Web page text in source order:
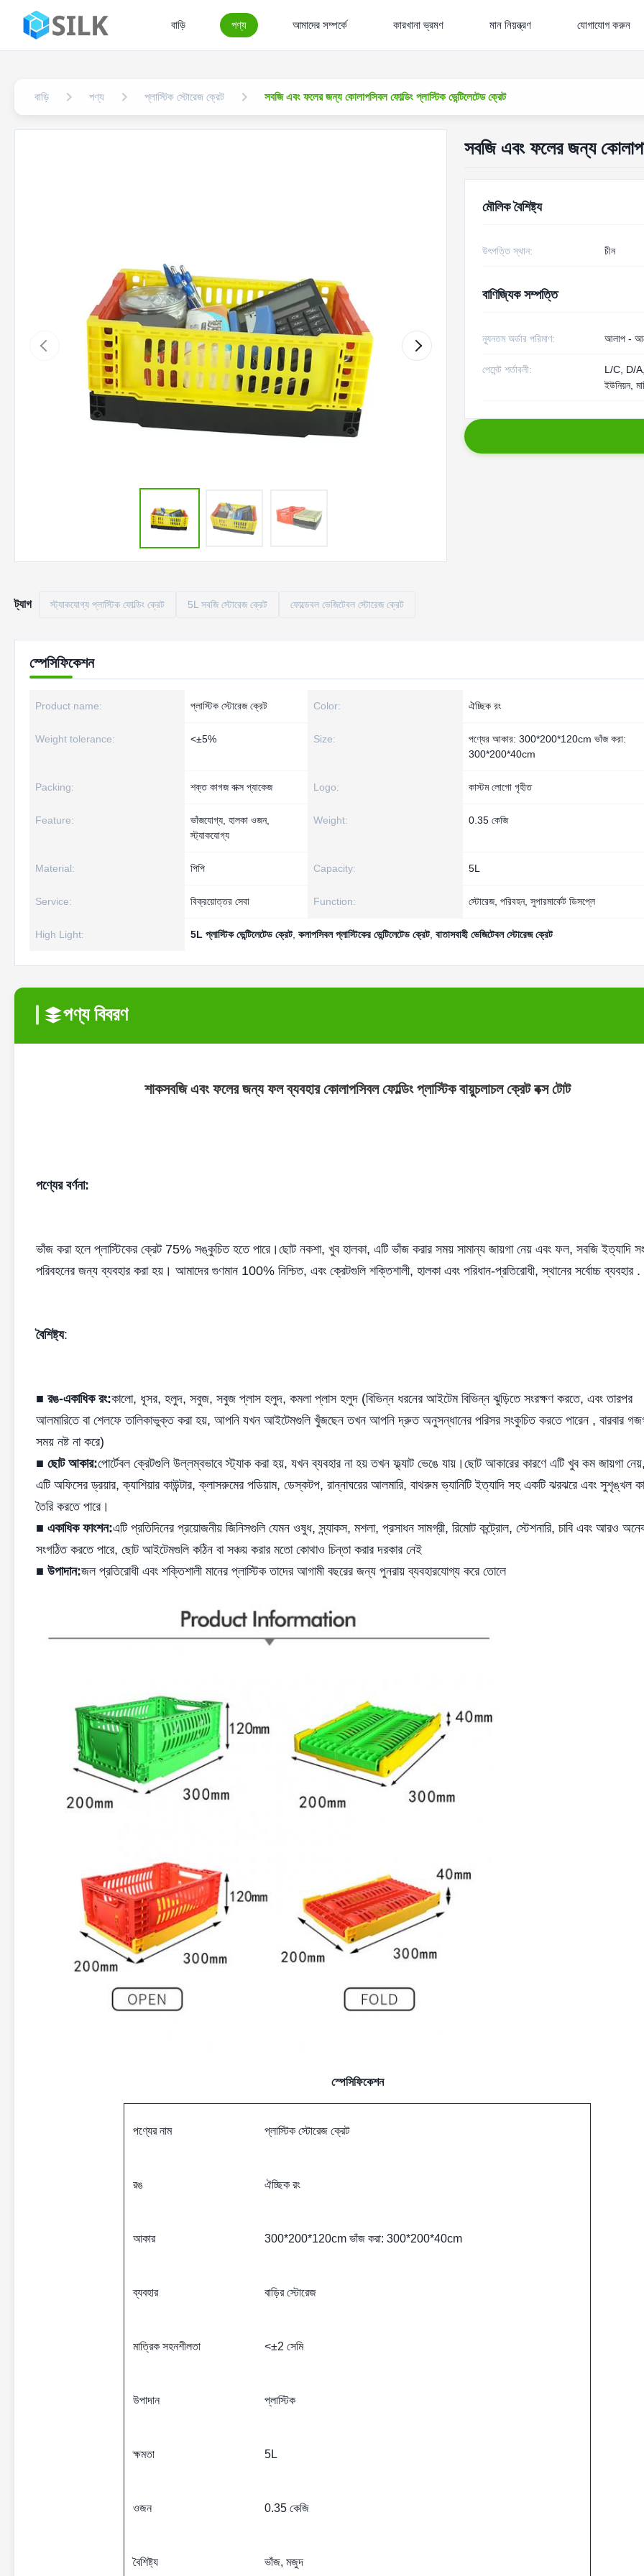
বাড়ি পণ্য আমাদের সম্পর্কে কারখানা ভ্রমণ মান নিয়ন্ত্রণ যোগাযোগ করুন
বাড়ি পণ্য প্লাস্টিক স্টোরেজ ক্রেট সবজি এবং ফলের জন্য কোলাপসিবল ফোল্ডিং প্লাস্টিক ভেন্টিলেটেড ক্রেট
সবজি এবং ফলের জন্য
মৌলিক বৈশিষ্ট্য
উৎপত্তি স্থান: চীন
বাণিজ্যিক সম্পত্তি
ন্যূনতম অর্ডার পরিমাণ: আলাপ -
পেমেন্ট শর্তাবলী:
L/C, D/A,
ইউনিয়ন,
ট্যাগ স্ট্যাকযোগ্য প্লাস্টিক ফোল্ডিং ক্রেট 5L সবজি স্টোরেজ ক্রেট ফোল্ডেবল ভেজিটেবল স্টোরেজ ক্রেট
স্পেসিফিকেশন
Product name: প্লাস্টিক স্টোরেজ ক্রেট Color: ঐচ্ছিক রং
Weight tolerance: <±5% Size:
পণ্যের আকার: 300*200*120cm ভাঁজ করা:
300*200*40cm
Packing: শক্ত কাগজ বাক্স প্যাকেজ Logo: কাস্টম লোগো গৃহীত
Feature:
ভাঁজযোগ্য, হালকা ওজন,
স্ট্যাকযোগ্য
Weight: 0.35 কেজি
Material: পিপি Capacity: 5L
Service: বিক্রয়োত্তর সেবা Function: স্টোরেজ, পরিবহন, সুপারমার্কেট ডিসপ্লে
High Light: 5L প্লাস্টিক ভেন্টিলেটেড ক্রেট, কলাপসিবল প্লাস্টিকের ভেন্টিলেটেড ক্রেট, বাতাসবাহী ভেজিটেবল স্টোরেজ ক্রেট
পণ্য বিবরণ
শাকসবজি এবং ফলের জন্য ফল ব্যবহার কোলাপসিবল ফোল্ডিং প্লাস্টিক বায়ুচলাচল ক্রেট বক্স টোট
পণ্যের বর্ণনা:
ভাঁজ করা হলে প্লাস্টিকের ক্রেট 75% সঙ্কুচিত হতে পারে।ছোট নকশা, খুব হালকা, এটি ভাঁজ করার সময় সামান্য জায়গা নেয় এবং ফল, সবজি ইত্যাদি
পরিবহনের জন্য ব্যবহার করা হয়। আমাদের গুণমান 100% নিশ্চিত, এবং ক্রেটগুলি শক্তিশালী, হালকা এবং পরিধান-প্রতিরোধী, স্থানের সর্বোচ্চ ব্যবহার .
বৈশিষ্ট্য:
■ রঙ-একাধিক রং:কালো, ধূসর, হলুদ, সবুজ, সবুজ প্লাস হলুদ, কমলা প্লাস হলুদ (বিভিন্ন ধরনের আইটেম বিভিন্ন ঝুড়িতে সংরক্ষণ করতে, এবং তারপর
আলমারিতে বা শেলফে তালিকাভুক্ত করা হয়, আপনি যখন আইটেমগুলি খুঁজছেন তখন আপনি দ্রুত অনুসন্ধানের পরিসর সংকুচিত করতে পারেন , বারবার
সময় নষ্ট না করে)
■ ছোট আকার:পোর্টেবল ক্রেটগুলি উল্লম্বভাবে স্ট্যাক করা হয়, যখন ব্যবহার না হয় তখন ফ্ল্যাট ভেঙে যায়।ছোট আকারের কারণে এটি খুব কম জায়গা
এটি অফিসের ড্রয়ার, ক্যাশিয়ার কাউন্টার, ক্লাসরুমের পডিয়াম, ডেস্কটপ, রান্নাঘরের আলমারি, বাথরুম ভ্যানিটি ইত্যাদি সহ একটি ঝরঝরে এবং সুশৃঙ্খল
তৈরি করতে পারে।
■ একাধিক ফাংশন:এটি প্রতিদিনের প্রয়োজনীয় জিনিসগুলি যেমন ওষুধ, স্ন্যাকস, মশলা, প্রসাধন সামগ্রী, রিমোট কন্ট্রোল, স্টেশনারি, চাবি এবং আরও
সংগঠিত করতে পারে, ছোট আইটেমগুলি কঠিন বা সঞ্চয় করার মতো কোথাও চিন্তা করার দরকার নেই
■ উপাদান:জল প্রতিরোধী এবং শক্তিশালী মানের প্লাস্টিক তাদের আগামী বছরের জন্য পুনরায় ব্যবহারযোগ্য করে তোলে
স্পেসিফিকেশন
পণ্যের নাম প্লাস্টিক স্টোরেজ ক্রেট
রঙ ঐচ্ছিক রং
আকার 300*200*120cm ভাঁজ করা: 300*200*40cm
ব্যবহার বাড়ির স্টোরেজ
মাত্রিক সহনশীলতা <±2 সেমি
উপাদান প্লাস্টিক
ক্ষমতা 5L
ওজন 0.35 কেজি
বৈশিষ্ট্য ভাঁজ, মজুদ